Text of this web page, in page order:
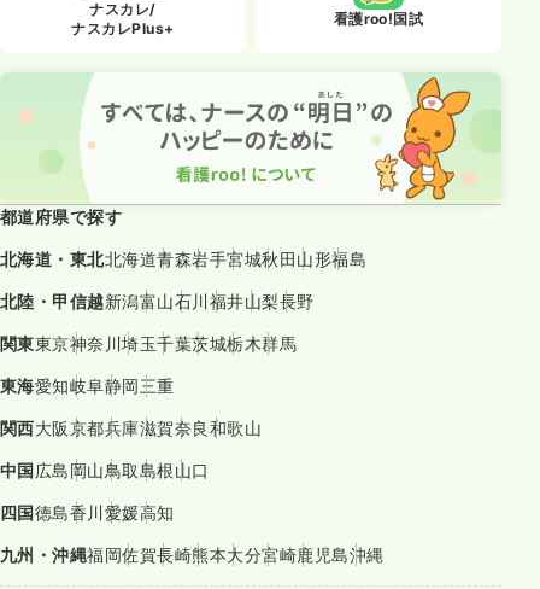
ナスカレ/
ナスカレPlus+
看護roo!国試
都道府県で探す
北海道・東北北海道青森岩手宮城秋田山形福島
北陸・甲信越新潟富山石川福井山梨長野
関東東京神奈川埼玉千葉茨城栃木群馬
東海愛知岐阜静岡三重
関西大阪京都兵庫滋賀奈良和歌山
中国広島岡山鳥取島根山口
四国徳島香川愛媛高知
九州・沖縄福岡佐賀長崎熊本大分宮崎鹿児島沖縄